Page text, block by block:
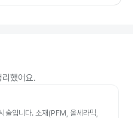
했어요.
술입니다. 소재(PFM, 올세라믹,